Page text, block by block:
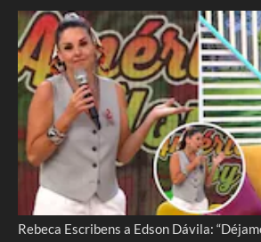
Rebeca Escribens a Edson Dávila: